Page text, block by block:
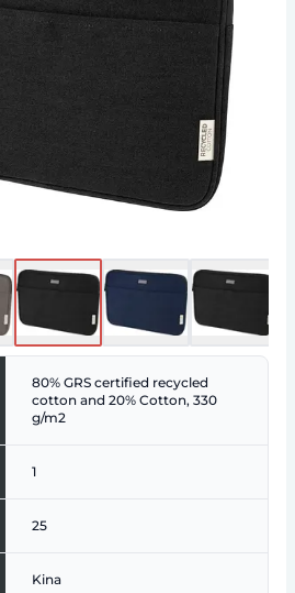
80% GRS certified recycled
cotton and 20% Cotton, 330
g/m2
1
25
Kina